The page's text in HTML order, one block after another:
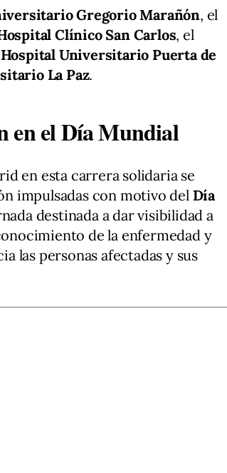
Gregorio Marañón, el
Clínico San Carlos, el
Hospital Universitario Puerta de
La Paz.
en el Día Mundial
en esta carrera solidaria se
impulsadas con motivo del Día
destinada a dar visibilidad a
de la enfermedad y
las personas afectadas y sus